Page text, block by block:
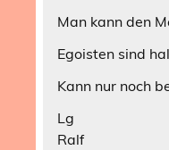
Man kann den
Egoisten sind
Kann nur noch
Lg
Ralf